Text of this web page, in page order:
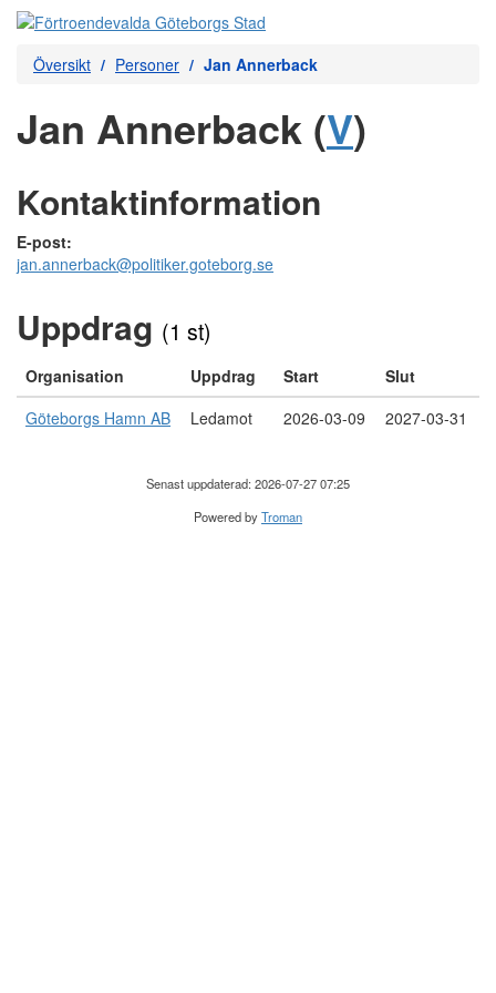
Översikt Personer Jan Annerback
Jan Annerback (V)
Kontaktinformation
E-post:
jan.annerback@politiker.goteborg.se
Uppdrag (1 st)
Organisation Uppdrag Start
Slut
Göteborgs Hamn AB
Ledamot 2026-03-09 2027-03-31
Senast uppdaterad: 2026-07-27 07:25
Powered byTroman